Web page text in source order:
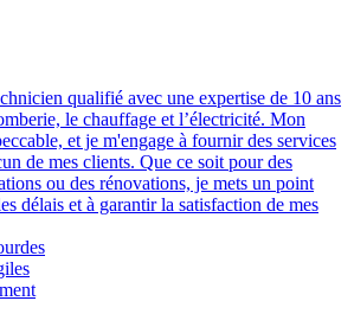
qualifié avec une expertise de 10 ans
le chauffage et l’électricité. Mon
et je m'engage à fournir des services
de mes clients. Que ce soit pour des
ou des rénovations, je mets un point
délais et à garantir la satisfaction de mes